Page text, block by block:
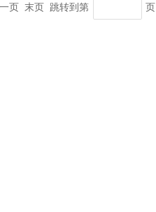
页 末页 跳转到第 页